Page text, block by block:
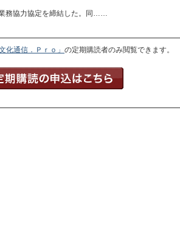
務協力協定を締結した。同……
文化通信．Ｐｒｏ」 の定期購読者のみ閲覧できます。